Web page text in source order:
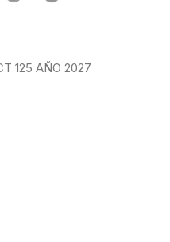
125 AÑO 2027